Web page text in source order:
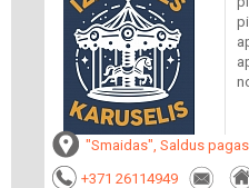
"Smaidas", Saldus
+371 26114949